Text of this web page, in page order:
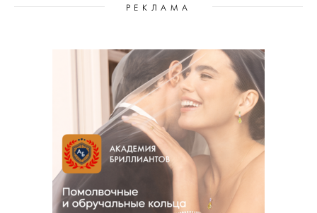
РЕКЛАМА